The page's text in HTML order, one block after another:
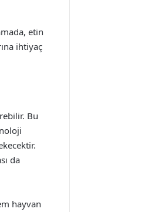
etin
ihtiyaç
Bu
da
hayvan